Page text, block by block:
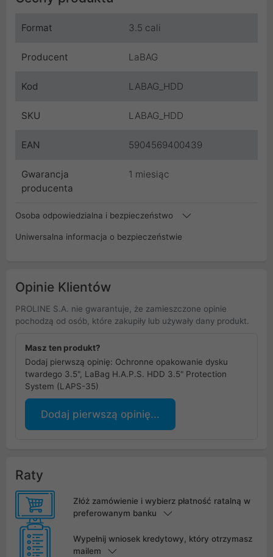
Format 3.5 cali
Producent LaBAG
Kod LABAG_HDD
SKU LABAG_HDD
EAN 5904569400439
Gwarancja
producenta
1 miesiąc
Osoba odpowiedzialna i bezpieczeństwo
Uniwersalna informacja o bezpieczeństwie
Opinie Klientów
PROLINE S.A. nie gwarantuje, że zamieszczone opinie
pochodzą od osób, które zakupiły lub używały dany produkt.
Masz ten produkt?
Dodaj pierwszą opinię: Ochronne opakowanie dysku
twardego 3.5", LaBag H.A.P.S. HDD 3.5" Protection
System (LAPS-35)
Dodaj pierwszą opinię...
Raty
Złóż zamówienie i wybierz płatność ratalną w
preferowanym banku
Wypełnij wniosek kredytowy, który otrzymasz
mailem